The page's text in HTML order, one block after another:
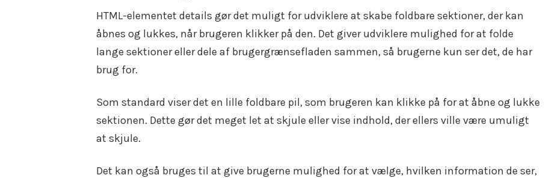
HTML-elementet details gør det muligt for udviklere at skabe foldbare sektioner, der kan
åbnes og lukkes, når brugeren klikker på den. Det giver udviklere mulighed for at folde
lange sektioner eller dele af brugergrænsefladen sammen, så brugerne kun ser det, de har
brug for.
Som standard viser det en lille foldbare pil, som brugeren kan klikke på for at åbne og lukke
sektionen. Dette gør det meget let at skjule eller vise indhold, der ellers ville være umuligt
at skjule.
Det kan også bruges til at give brugerne mulighed for at vælge, hvilken information de ser,